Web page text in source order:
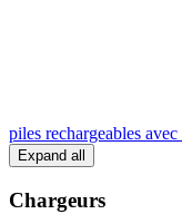
piles rechargeables
Expand all
Chargeurs